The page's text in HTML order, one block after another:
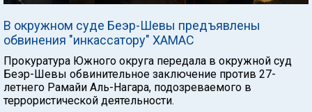
В окружном суде Беэр-Шевы предъявлены
обвинения "инкассатору" ХАМАС
Прокуратура Южного округа передала в окружной суд
Беэр-Шевы обвинительное заключение против 27-
летнего Рамайи Аль-Нагара, подозреваемого в
террористической деятельности.